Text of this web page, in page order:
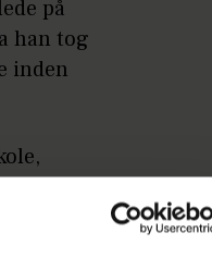
på
han tog
inden